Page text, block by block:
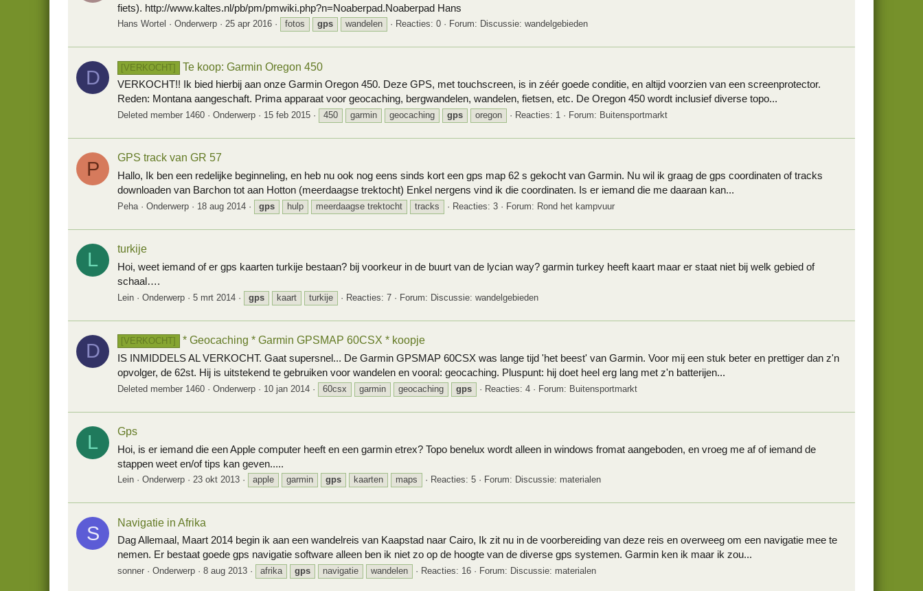
fiets). http://www.kaltes.nl/pb/pm/pmwiki.php?n=Noaberpad.Noaberpad Hans
Hans Wortel Onderwerp 25 apr 2016 fotos gps wandelen Reacties: 0 Forum: Discussie: wandelgebieden
D [VERKOCHT]
Te koop: Garmin Oregon 450
VERKOCHT!! Ik bied hierbij aan onze Garmin Oregon 450. Deze GPS, met touchscreen, is in zéér goede conditie, en altijd voorzien van een screenprotector.
Reden: Montana aangeschaft. Prima apparaat voor geocaching, bergwandelen, wandelen, fietsen, etc. De Oregon 450 wordt inclusief diverse topo...
Deleted member 1460 Onderwerp 15 feb 2015 450 garmin geocaching gps oregon Reacties: 1 Forum: Buitensportmarkt
P
GPS track van GR 57
Hallo, Ik ben een redelijke beginneling, en heb nu ook nog eens sinds kort een gps map 62 s gekocht van Garmin. Nu wil ik graag de gps coordinaten of tracks
downloaden van Barchon tot aan Hotton (meerdaagse trektocht) Enkel nergens vind ik die coordinaten. Is er iemand die me daaraan kan...
Peha Onderwerp 18 aug 2014 gps hulp meerdaagse trektocht tracks Reacties: 3 Forum: Rond het kampvuur
L
turkije
Hoi, weet iemand of er gps kaarten turkije bestaan? bij voorkeur in de buurt van de lycian way? garmin turkey heeft kaart maar er staat niet bij welk gebied of
schaal….
Lein Onderwerp 5 mrt 2014 gps kaart turkije Reacties: 7 Forum: Discussie: wandelgebieden
D [VERKOCHT]
* Geocaching * Garmin GPSMAP 60CSX * koopje
IS INMIDDELS AL VERKOCHT. Gaat supersnel... De Garmin GPSMAP 60CSX was lange tijd 'het beest' van Garmin. Voor mij een stuk beter en prettiger dan z'n
opvolger, de 62st. Hij is uitstekend te gebruiken voor wandelen en vooral: geocaching. Pluspunt: hij doet heel erg lang met z'n batterijen...
Deleted member 1460 Onderwerp 10 jan 2014 60csx garmin geocaching gps Reacties: 4 Forum: Buitensportmarkt
L
Gps
Hoi, is er iemand die een Apple computer heeft en een garmin etrex? Topo benelux wordt alleen in windows fromat aangeboden, en vroeg me af of iemand de
stappen weet en/of tips kan geven.....
Lein Onderwerp 23 okt 2013 apple garmin gps kaarten maps Reacties: 5 Forum: Discussie: materialen
S
Navigatie in Afrika
Dag Allemaal, Maart 2014 begin ik aan een wandelreis van Kaapstad naar Cairo, Ik zit nu in de voorbereiding van deze reis en overweeg om een navigatie mee te
nemen. Er bestaat goede gps navigatie software alleen ben ik niet zo op de hoogte van de diverse gps systemen. Garmin ken ik maar ik zou...
sonner Onderwerp 8 aug 2013 afrika gps navigatie wandelen Reacties: 16 Forum: Discussie: materialen